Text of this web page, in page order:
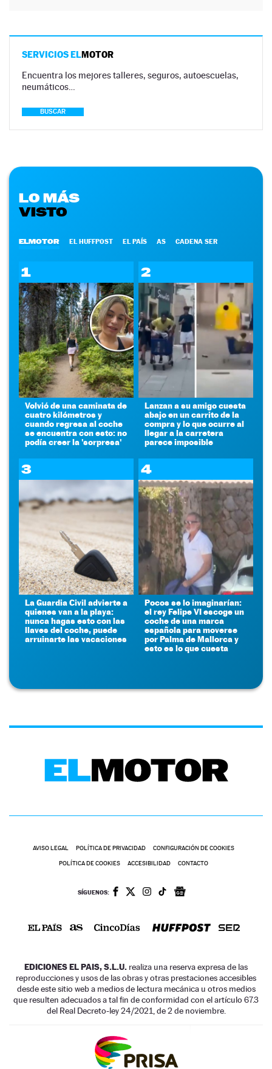
SERVICIOS ELMOTOR
Encuentra los mejores talleres, seguros, autoescuelas,
neumáticos…
BUSCAR
LO MÁS
VISTO
ELMOTOR EL HUFFPOST EL PAÍS AS CADENA SER
1
Volvió de una caminata de
cuatro kilómetros y
cuando regresa al coche
se encuentra con esto: no
podía creer la 'sorpresa'
2
Lanzan a su amigo cuesta
abajo en un carrito de la
compra y lo que ocurre al
llegar a la carretera
parece imposible
3
La Guardia Civil advierte a
quienes van a la playa:
nunca hagas esto con las
llaves del coche, puede
arruinarte las vacaciones
4
Pocos se lo imaginarían:
el rey Felipe VI escoge un
coche de una marca
española para moverse
por Palma de Mallorca y
esto es lo que cuesta
AVISO LEGAL POLÍTICA DE PRIVACIDAD CONFIGURACIÓN DE COOKIES
POLÍTICA DE COOKIES ACCESIBILIDAD CONTACTO
SÍGUENOS:
EDICIONES EL PAIS, S.L.U. realiza una reserva expresa de las
reproducciones y usos de las obras y otras prestaciones accesibles
desde este sitio web a medios de lectura mecánica u otros medios
que resulten adecuados a tal fin de conformidad con el artículo 67.3
del Real Decreto-ley 24/2021, de 2 de noviembre.